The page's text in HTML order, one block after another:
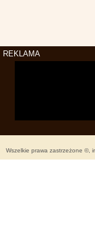
REKLAMA
Wszelkie prawa zastrzeżone ©,